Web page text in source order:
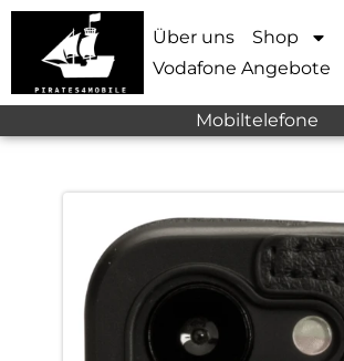
Über uns Shop
Vodafone Angebote
Mobiltelefone